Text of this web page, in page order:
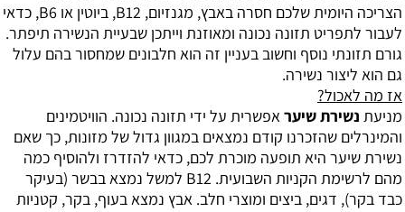
הצריכה היומית שלכם חסרה באבץ, מגנזיום, B12, ביוטין או B6, כדאי
לעבור לתפריט תזונה נכונה ומאוזנת וייתכן שבעיית הנשירה תיפתר.
גורם תזונתי נוסף וחשוב בעניין זה הוא חלבונים שמחסור בהם עלול
גם הוא ליצור נשירה.
אז מה לאכול?
מניעת נשירת שיער אפשרית על ידי תזונה נכונה. הוויטמינים
והמינרלים שהזכרנו קודם נמצאים במגוון גדול של מזונות, כך שאם
נשירת שיער היא תופעה מוכרת לכם, כדאי להזדרז ולהוסיף כמה
מהם לרשימת הקניות השבועית. B12 למשל נמצא בבשר (בעיקר
כבד בקר), דגים, ביצים ומוצרי חלב. אבץ נמצא בעוף, בקר, קטניות